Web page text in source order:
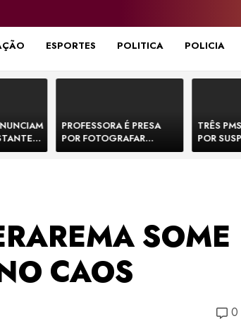
ESPORTES POLITICA POLICIA
330 E
PROFESSORA É PRESA
POR FOTOGRAFAR
PARTES ÍNTIMAS DE
TRÊS
POR
SOME
CAOS
0